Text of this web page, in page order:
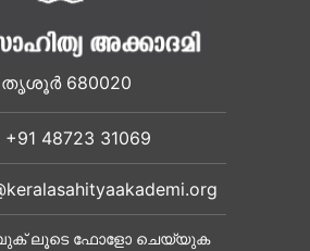
തൃശൂർ 680020
+91 48723 31069
ലൂടെ ഫോളോ ചെയ്യുക